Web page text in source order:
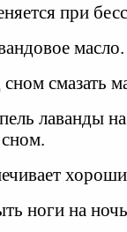
при
масло.
смазать
лаванды
ноги на